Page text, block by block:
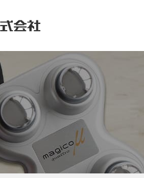
情報 企業情報トップへ
ップメッセージ
営ビジョン
紹介
ースリリース＆トピッ
着情報
ム
情報 製品情報トップへ
ルスケア製品
活動 企業活動トップへ
に環境に社会に
創造の力で
向き合う
情報 採用情報トップへ
用情報